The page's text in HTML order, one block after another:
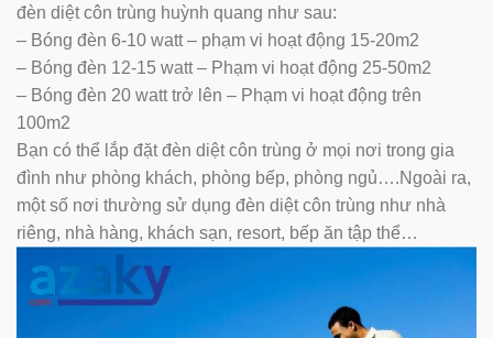
đèn diệt côn trùng huỳnh quang như sau:
– Bóng đèn 6-10 watt – phạm vi hoạt động 15-20m2
– Bóng đèn 12-15 watt – Phạm vi hoạt động 25-50m2
– Bóng đèn 20 watt trở lên – Phạm vi hoạt động trên
100m2
Bạn có thể lắp đặt đèn diệt côn trùng ở mọi nơi trong gia
đình như phòng khách, phòng bếp, phòng ngủ….Ngoài ra,
một số nơi thường sử dụng đèn diệt côn trùng như nhà
riêng, nhà hàng, khách sạn, resort, bếp ăn tập thể…